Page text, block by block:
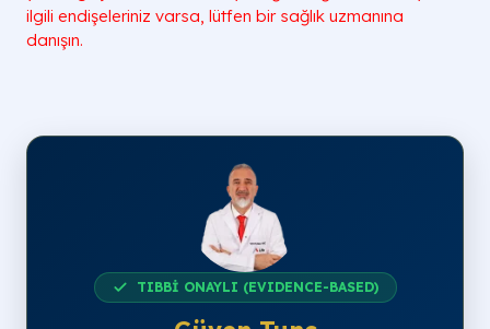
ilgili endişeleriniz varsa, lütfen bir sağlık uzmanına
danışın.
TIBBİ ONAYLI (EVIDENCE-BASED)